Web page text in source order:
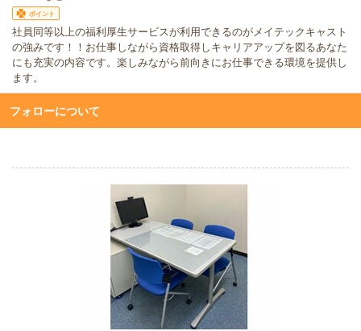
ポイント
社員同等以上の福利厚生サービスが利用できるのがメイテックキャスト
の強みです！！お仕事しながら資格取得しキャリアアップを図るあなた
にも充実の内容です。楽しみながら前向きにお仕事できる環境を提供し
ます。
フォローについて